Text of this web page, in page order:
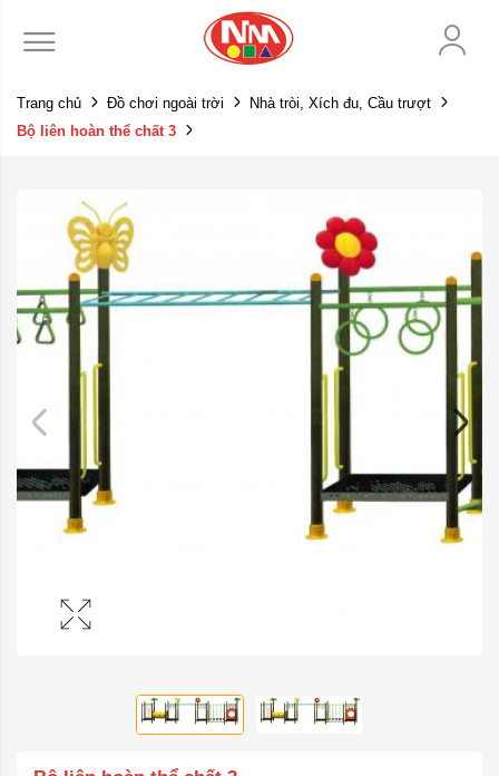
Trang chủ Đồ chơi ngoài trời
Nhà tròi, Xích đu, Cầu trượt
Bộ liên hoàn thể chất 3